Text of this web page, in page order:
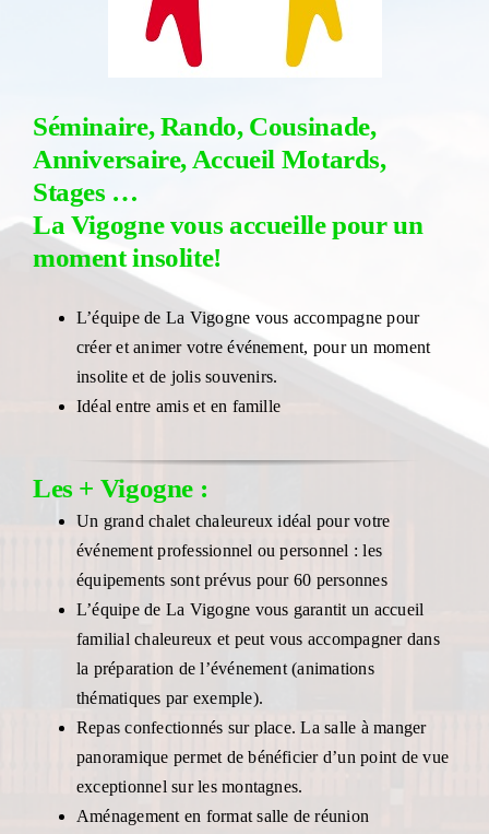
Séminaire, Rando, Cousinade,
Anniversaire, Accueil Motards,
Stages …
La Vigogne vous accueille pour un
moment insolite!
L’équipe de La Vigogne vous accompagne pour
créer et animer votre événement, pour un moment
insolite et de jolis souvenirs.
Idéal entre amis et en famille
Les + Vigogne :
Un grand chalet chaleureux idéal pour votre
événement professionnel ou personnel : les
équipements sont prévus pour 60 personnes
L’équipe de La Vigogne vous garantit un accueil
familial chaleureux et peut vous accompagner dans
la préparation de l’événement (animations
thématiques par exemple).
Repas confectionnés sur place. La salle à manger
panoramique permet de bénéficier d’un point de vue
exceptionnel sur les montagnes.
Aménagement en format salle de réunion